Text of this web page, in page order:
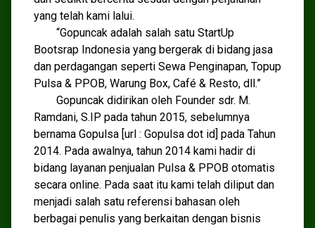
yang telah kami lalui.
“Gopuncak adalah salah satu StartUp
Bootsrap Indonesia yang bergerak di bidang jasa
dan perdagangan seperti Sewa Penginapan, Topup
Pulsa & PPOB, Warung Box, Café & Resto, dll.”
Gopuncak didirikan oleh Founder sdr. M.
Ramdani, S.IP pada tahun 2015, sebelumnya
bernama Gopulsa [url : Gopulsa dot id] pada Tahun
2014. Pada awalnya, tahun 2014 kami hadir di
bidang layanan penjualan Pulsa & PPOB otomatis
secara online. Pada saat itu kami telah diliput dan
menjadi salah satu referensi bahasan oleh
berbagai penulis yang berkaitan dengan bisnis